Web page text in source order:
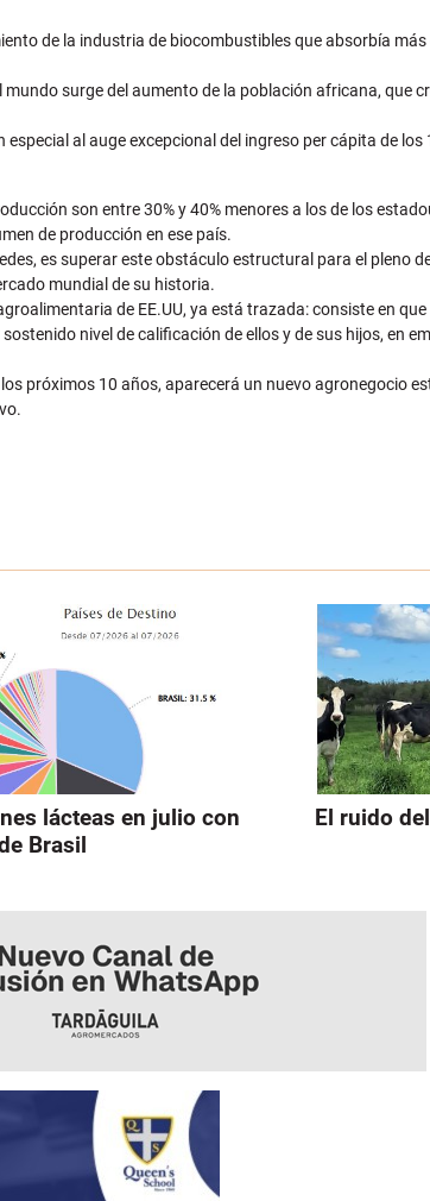
de la industria de biocombustibles que absorbía
surge del aumento de la población africana, que
al auge excepcional del ingreso per cápita de
son entre 30% y 40% menores a los de los
de producción en ese país.
es superar este obstáculo estructural para el pleno
mundial de su historia.
de EE.UU, ya está trazada: consiste en
nivel de calificación de ellos y de sus hijos, en
próximos 10 años, aparecerá un nuevo agronegocio
lácteas en julio con
Brasil
El ruido